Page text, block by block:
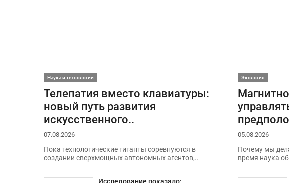
Наука и технологии
Телепатия вместо клавиатуры:
новый путь развития
искусственного..
07.08.2026
Пока технологические гиганты соревнуются в
создании сверхмощных автономных агентов,..
Исследование показало:
Экология
05.08.2026
Почему мы
время наука